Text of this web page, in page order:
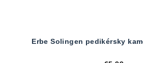
Erbe Solingen pedikérsky